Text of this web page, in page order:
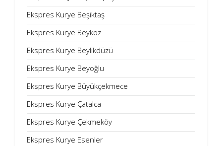
Ekspres Kurye Beşiktaş
Ekspres Kurye Beykoz
Ekspres Kurye Beylikdüzü
Ekspres Kurye Beyoğlu
Ekspres Kurye Büyükçekmece
Ekspres Kurye Çatalca
Ekspres Kurye Çekmeköy
Ekspres Kurye Esenler